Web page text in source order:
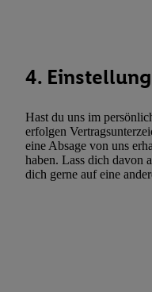
4. Einstellung
Hast du uns im
erfolgen
eine Absage von uns
haben. Lass dich davon
dich gerne auf eine
Utiq-Technologie für
Verwendung
Werbung. Speichern
Entwicklung und
Statistiken oder